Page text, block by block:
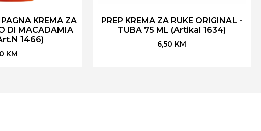
KREMA ZA
DI MACADAMIA
1466)
KM
PREP KREMA ZA RUKE ORIGINAL -
TUBA 75 ML (Artikal 1634)
6,50 KM